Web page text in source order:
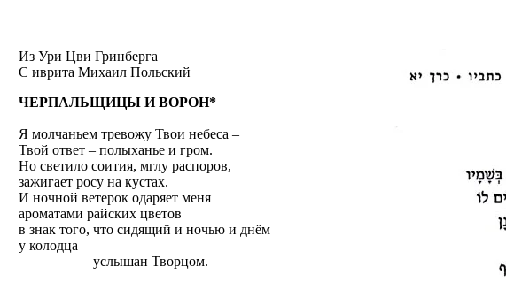
Из Ури Цви Гринберга
C иврита Михаил Польский
ЧЕРПАЛЬЩИЦЫ И ВОРОН*
Я молчаньем тревожу Твои небеса –
Твой ответ – полыханье и гром.
Но светило соития, мглу распоров,
зажигает росу на кустах.
И ночной ветерок одаряет меня
ароматами райских цветов
в знак того, что сидящий и ночью и днём
у колодца
услышан Творцом.